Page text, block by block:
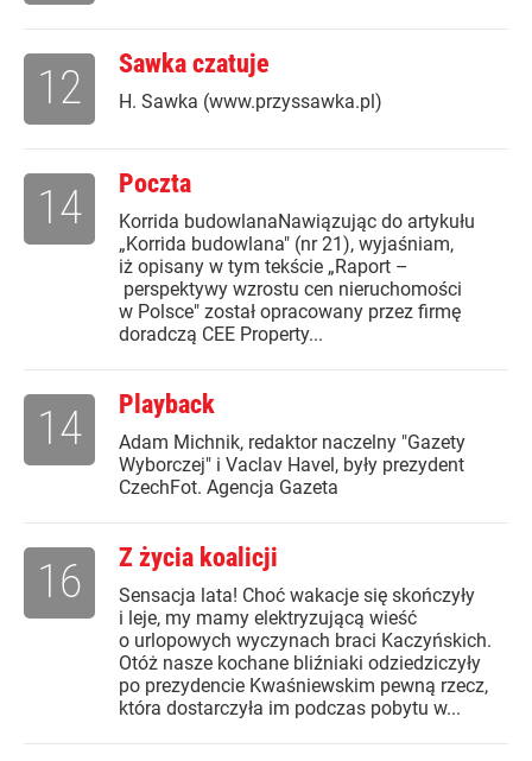
Sawka czatuje
H. Sawka (www.przyssawka.pl)
12
Poczta
Korrida budowlanaNawiązując do artykułu
„Korrida budowlana" (nr 21), wyjaśniam,
iż opisany w tym tekście „Raport –
perspektywy wzrostu cen nieruchomości
w Polsce" został opracowany przez firmę
doradczą CEE Property...
14
Playback
Adam Michnik, redaktor naczelny "Gazety
Wyborczej" i Vaclav Havel, były prezydent
CzechFot. Agencja Gazeta
14
Z życia koalicji
Sensacja lata! Choć wakacje się skończyły
i leje, my mamy elektryzującą wieść
o urlopowych wyczynach braci Kaczyńskich.
Otóż nasze kochane bliźniaki odziedziczyły
po prezydencie Kwaśniewskim pewną rzecz,
która dostarczyła im podczas pobytu w...
16